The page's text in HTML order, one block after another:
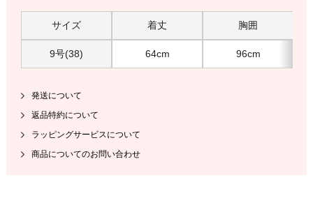
サイズ 着丈 胸囲
9号(38) 64cm 96cm
発送について
返品特約について
ラッピングサービスについて
商品についてのお問い合わせ